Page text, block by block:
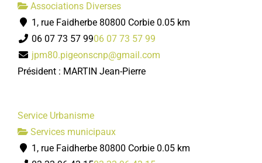
Associations Diverses
1, rue Faidherbe 80800 Corbie 0.05 km
06 07 73 57 9906 07 73 57 99
jpm80.pigeonscnp@gmail.com
Président : MARTIN Jean-Pierre
Service Urbanisme
Services municipaux
1, rue Faidherbe 80800 Corbie 0.05 km